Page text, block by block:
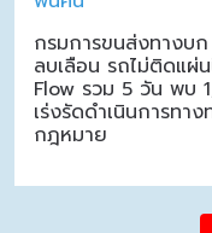
กรมการขนส่งทางบ
ลบเลือน รถไม่ติดแผ่
Flow รวม 5 วัน พบ
เร่งรัดดำเนินการทา
กฎหมาย